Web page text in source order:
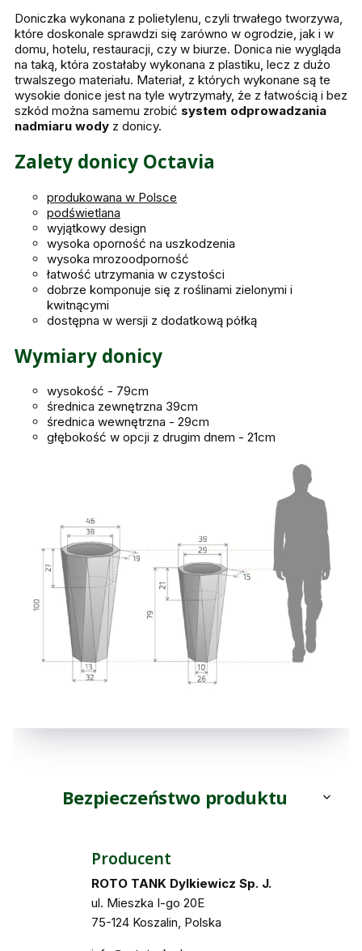
Doniczka wykonana z polietylenu, czyli trwałego tworzywa,
które doskonale sprawdzi się zarówno w ogrodzie, jak i w
domu, hotelu, restauracji, czy w biurze. Donica nie wygląda
na taką, która zostałaby wykonana z plastiku, lecz z dużo
trwalszego materiału. Materiał, z których wykonane są te
wysokie donice jest na tyle wytrzymały, że z łatwością i bez
szkód można samemu zrobić system odprowadzania
nadmiaru wody z donicy.
Zalety donicy Octavia
produkowana w Polsce
podświetlana
wyjątkowy design
wysoka oporność na uszkodzenia
wysoka mrozoodporność
łatwość utrzymania w czystości
dobrze komponuje się z roślinami zielonymi i
kwitnącymi
dostępna w wersji z dodatkową półką
Wymiary donicy
wysokość - 79cm
średnica zewnętrzna 39cm
średnica wewnętrzna - 29cm
głębokość w opcji z drugim dnem - 21cm
Bezpieczeństwo produktu
Producent
ROTO TANK Dylkiewicz Sp. J.
ul. Mieszka I-go 20E
75-124 Koszalin, Polska